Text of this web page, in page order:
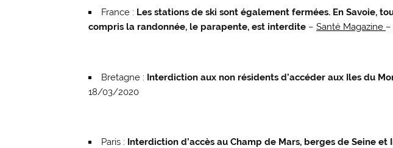
France : Les stations de ski sont également fermées. En Savoie,
compris la randonnée, le parapente, est interdite– Santé Magazine
Bretagne : Interdiction aux non résidents d’accéder aux Iles du
18/03/2020
Paris : Interdiction d’accès au Champ de Mars, berges de Seine et